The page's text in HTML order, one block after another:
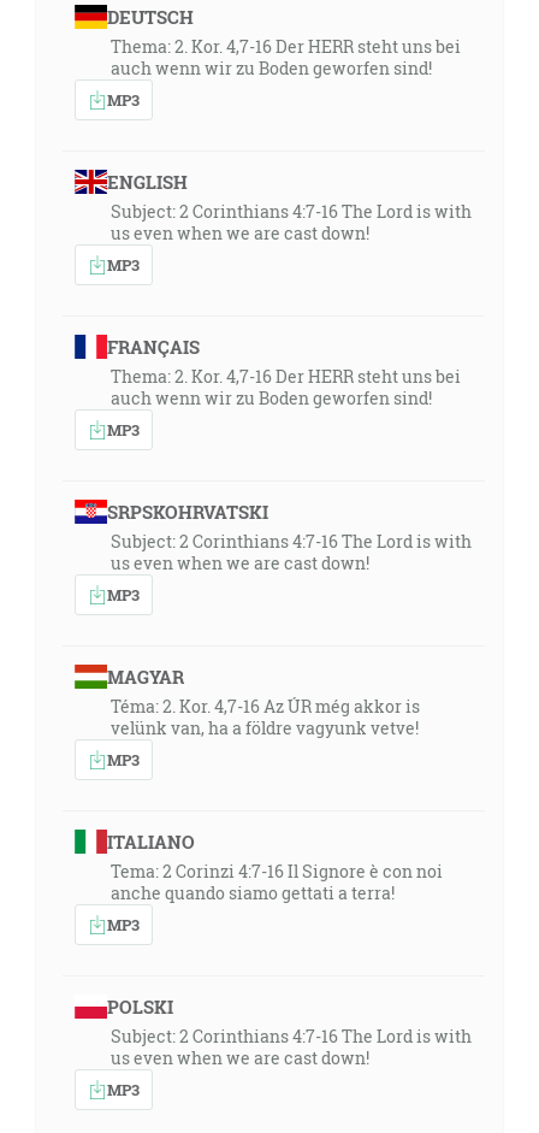
DEUTSCH
Thema: 2. Kor. 4,7-16 Der HERR steht uns bei
auch wenn wir zu Boden geworfen sind!
MP3
ENGLISH
Subject: 2 Corinthians 4:7-16 The Lord is with
us even when we are cast down!
MP3
FRANÇAIS
Thema: 2. Kor. 4,7-16 Der HERR steht uns bei
auch wenn wir zu Boden geworfen sind!
MP3
SRPSKOHRVATSKI
Subject: 2 Corinthians 4:7-16 The Lord is with
us even when we are cast down!
MP3
MAGYAR
Téma: 2. Kor. 4,7-16 Az ÚR még akkor is
velünk van, ha a földre vagyunk vetve!
MP3
ITALIANO
Tema: 2 Corinzi 4:7-16 Il Signore è con noi
anche quando siamo gettati a terra!
MP3
POLSKI
Subject: 2 Corinthians 4:7-16 The Lord is with
us even when we are cast down!
MP3